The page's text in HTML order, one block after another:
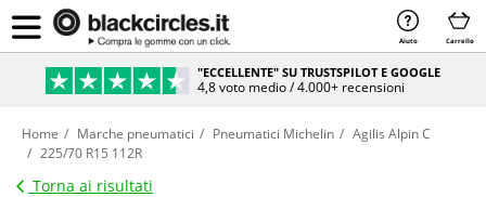
Aiuto Carrello
"ECCELLENTE" SU TRUSTSPILOT E GOOGLE
4,8 voto medio / 4.000+ recensioni
Home Marche pneumatici Pneumatici Michelin
Agilis Alpin C
225/70 R15 112R
Torna ai risultati